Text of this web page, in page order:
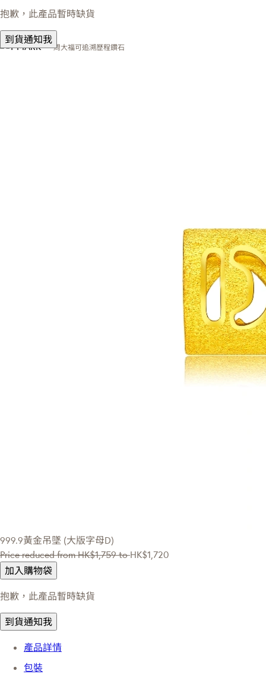
抱歉，此產品暫時缺貨
到貨通知我
周大福可追溯歷程鑽石
999.9黃金吊墜 (大版字母D)
Price reduced fromHK$1,759 toHK$1,720
加入購物袋
抱歉，此產品暫時缺貨
到貨通知我
產品詳情
包裝